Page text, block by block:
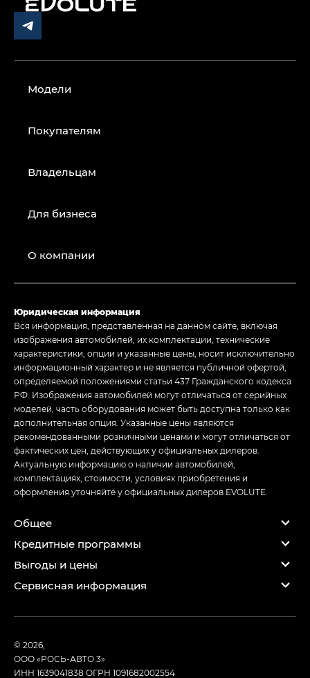
Модели
Покупателям
Владельцам
Для бизнеса
О компании
Юридическая информация
Вся информация, представленная на данном сайте, включая
изображения автомобилей, их комплектации, технические
характеристики, опции и указанные цены, носит исключительно
информационный характер и не является публичной офертой,
определяемой положениями статьи 437 Гражданского кодекса
РФ. Изображения автомобилей могут отличаться от серийных
моделей, часть оборудования может быть доступна только как
дополнительная опция. Указанные цены являются
рекомендованными розничными ценами и могут отличаться от
фактических цен, действующих у официальных дилеров.
Актуальную информацию о наличии автомобилей,
комплектациях, стоимости, условиях приобретения и
оформления уточняйте у официальных дилеров EVOLUTE.
Общее
Кредитные программы
Выгоды и цены
Сервисная информация
© 2026,
ООО «РОСЬ-АВТО 3»
ИНН 1639041838 ОГРН 1091682002554